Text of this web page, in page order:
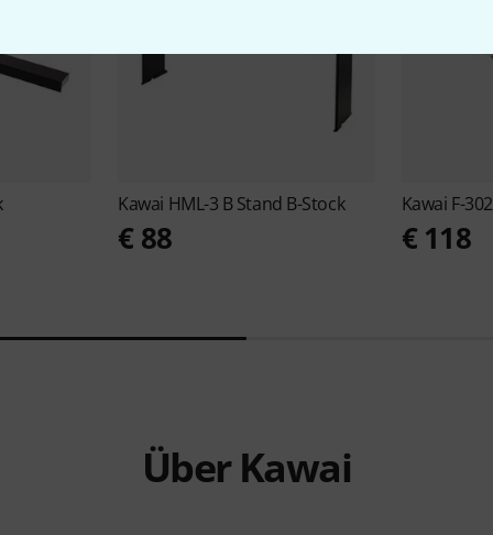
Kawai HML-3 B Stand B-Stock
€ 88
Kawai F-
€ 118
Über Kawai